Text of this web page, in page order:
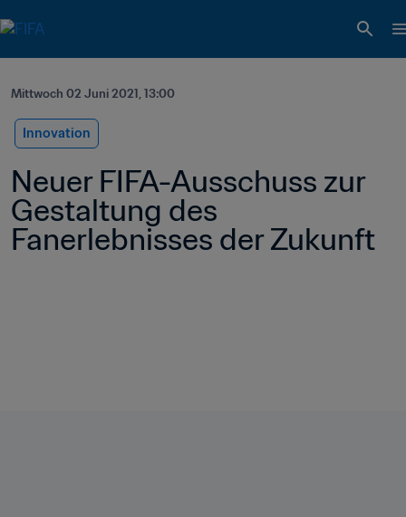
Mittwoch 02 Juni 2021, 13:00
Innovation
Neuer FIFA-Ausschuss zur
Gestaltung des
Fanerlebnisses der Zukunft